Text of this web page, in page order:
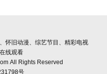
怀旧动漫、综艺节目、精彩电视
线观看
All Rights Reserved
号